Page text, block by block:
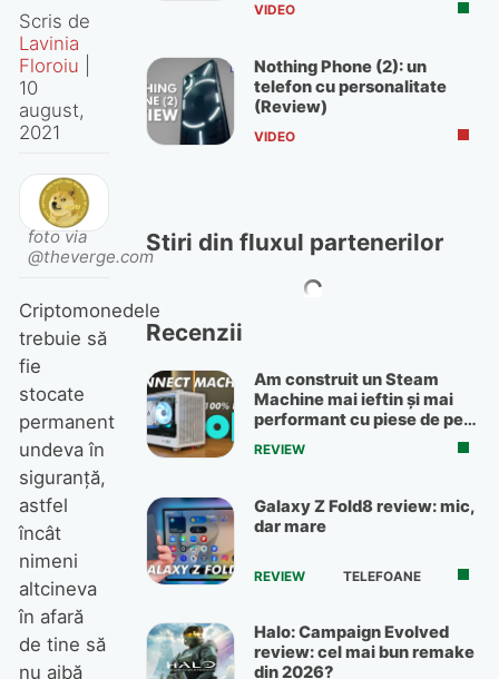
Scris de
Lavinia
Floroiu
10
august,
2021
foto via
@theverge.com
Criptomonedele
trebuie să
fie
stocate
permanent
undeva în
siguranță,
astfel
încât
nimeni
altcineva
în afară
de tine să
nu aibă
VIDEO
Nothing Phone (2): un
telefon cu personalitate
(Review)
VIDEO
Stiri din fluxul partenerilor
Recenzii
Am construit un Steam
Machine mai ieftin și mai
performant cu piese de pe
OLX
REVIEW
Galaxy Z Fold8 review: mic,
dar mare
REVIEW TELEFOANE
Halo: Campaign Evolved
review: cel mai bun remake
din 2026?